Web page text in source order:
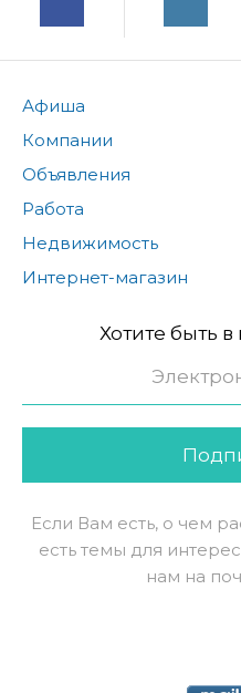
Афиша
Компании
Объявления
Работа
Недвижимость
Интернет-магазин
Хотите быть
Если Вам есть, о чем
есть темы для
нам на